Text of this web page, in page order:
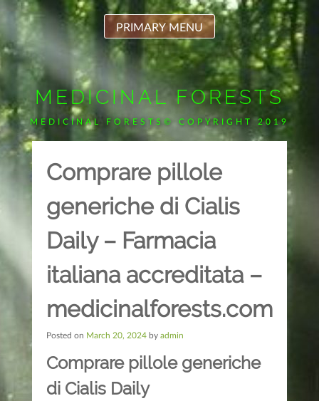
Skip
content
MEDICINAL FORESTS
MEDICINAL FORESTS© COPYRIGHT 2019
PRIMARY MENU
Comprare pillole
generiche di Cialis
Daily – Farmacia
italiana accreditata –
medicinalforests.com
Posted on March 20, 2024by admin
Comprare pillole generiche
di Cialis Daily